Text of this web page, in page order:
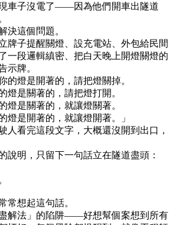
車子沒電了——因為他們開車出隧道
決這個問題。
牌子提醒關燈、設充電站、外包給民間
段邏輯縝密、把白天晚上開燈關燈的
示牌。
的燈是開著的，請把燈關掉。
燈是關著的，請把燈打開。
燈是關著的，就讓燈關著。
燈是開著的，就讓燈開著。」
人看完這段文字，大概還沒開到出口，
說明，只留下一句話立在隧道盡頭：
常想起這句話。
解法」的陷阱——好想幫個案想到所有